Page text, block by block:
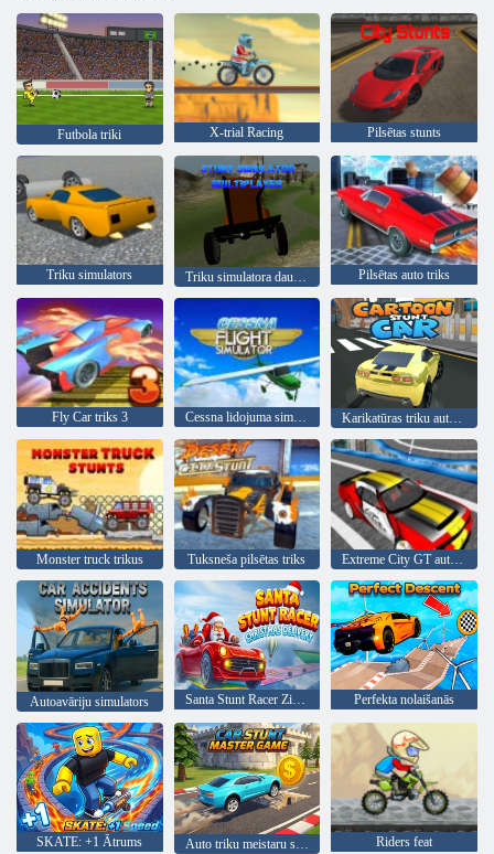
Futbola triki X-trial Racing Pilsētas stunts
Triku simulators Pilsētas auto triks
Fly Car triks 3 Cessna lidojuma simulators Karikatūras triku automašīna
Monster truck trikus Tuksneša pilsētas triks Extreme City GT auto štruntīgi
Autoavāriju simulators Santa Stunt Racer Ziemassvētku piegāde Perfekta nolaišanās
SKATE: +1 Ātrums Auto triku meistaru spēle Riders feat